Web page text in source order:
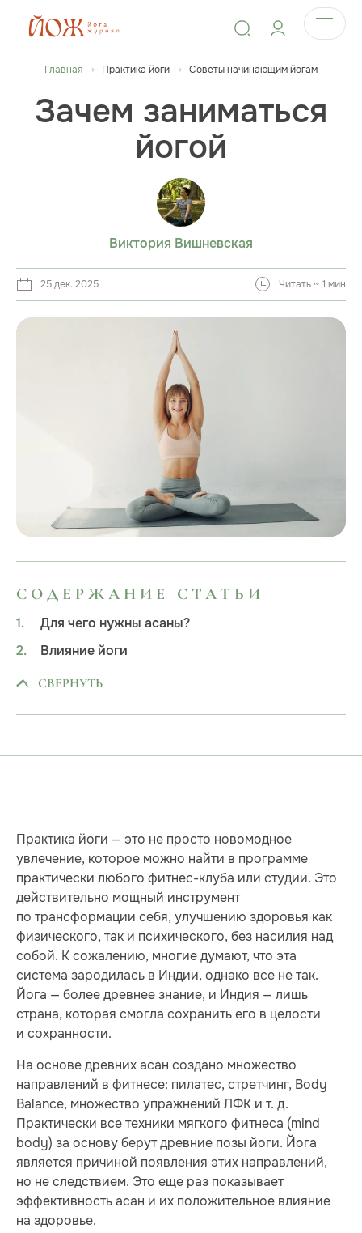
Главная Практика йоги Советы начинающим йогам
Зачем заниматься
йогой
Виктория Вишневская
25 дек. 2025 Читать ~ 1 мин
СОДЕРЖАНИЕ СТАТЬИ
Для чего нужны асаны?
Влияние йоги
СВЕРНУТЬ
Практика йоги — это не просто новомодное
увлечение, которое можно найти в программе
практически любого фитнес-клуба или студии. Это
действительно мощный инструмент
по трансформации себя, улучшению здоровья как
физического, так и психического, без насилия над
собой. К сожалению, многие думают, что эта
система зародилась в Индии, однако все не так.
Йога — более древнее знание, и Индия — лишь
страна, которая смогла сохранить его в целости
и сохранности.
На основе древних асан создано множество
направлений в фитнесе: пилатес, стретчинг, Body
Balance, множество упражнений ЛФК и т. д.
Практически все техники мягкого фитнеса (mind
body) за основу берут древние позы йоги. Йога
является причиной появления этих направлений,
но не следствием. Это еще раз показывает
эффективность асан и их положительное влияние
на здоровье.